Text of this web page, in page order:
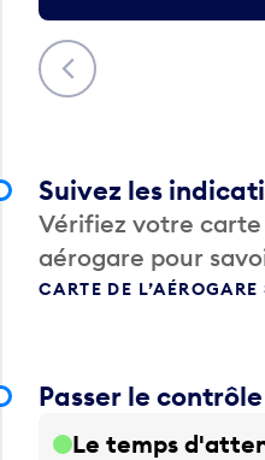
Précédent
Suivez les
Vérifiez votre
aérogare pour
CARTE DE L’AÉROGARE
Passer le
Le temps